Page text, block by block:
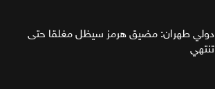
دولي طهران: مضيق هرمز سيظل مغلقا حتى
تنتهي